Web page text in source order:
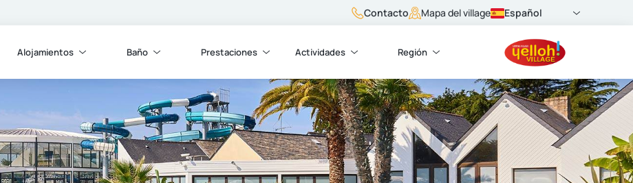
Contacto Mapa del village Español
Alojamientos Baño Prestaciones Actividades Región